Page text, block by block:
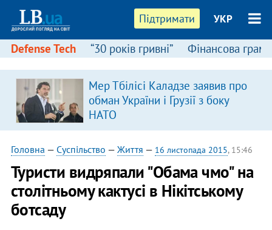
Підтримати УКР
Defense Tech “30 років гривні” Фінансова
Мер Тбілісі Каладзе заявив про
обман України і Грузії з боку
НАТО
Головна — Суспільство — Життя — 16 листопада 2015, 15:46
Туристи видряпали "Обама чмо" на
столітньому кактусі в Нікітському
ботсаду